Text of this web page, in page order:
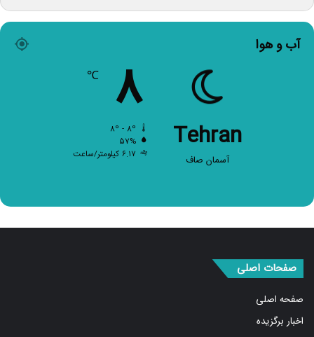
آب و هوا
Tehran
آسمان صاف
۸ ℃
۵۷%
۶.۱۷ کیلومتر/ساعت
صفحات اصلی
اخبار برگزیده